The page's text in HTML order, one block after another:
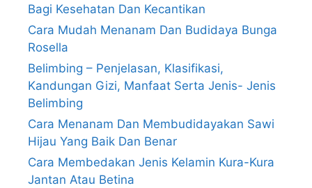
Bagi Kesehatan Dan Kecantikan
Cara Mudah Menanam Dan Budidaya Bunga
Rosella
Belimbing – Penjelasan, Klasifikasi,
Kandungan Gizi, Manfaat Serta Jenis- Jenis
Belimbing
Cara Menanam Dan Membudidayakan Sawi
Hijau Yang Baik Dan Benar
Cara Membedakan Jenis Kelamin Kura-Kura
Jantan Atau Betina